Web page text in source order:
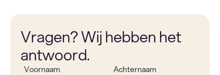
Vragen? Wij hebben het
antwoord.
Voornaam Achternaam